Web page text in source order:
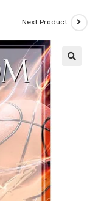
Next Product